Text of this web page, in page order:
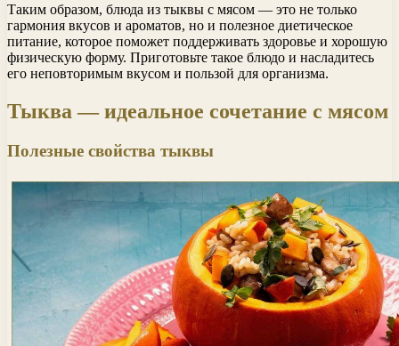
Таким образом, блюда из тыквы с мясом — это не только
гармония вкусов и ароматов, но и полезное диетическое
питание, которое поможет поддерживать здоровье и хорошую
физическую форму. Приготовьте такое блюдо и насладитесь
его неповторимым вкусом и пользой для организма.
Тыква — идеальное сочетание с мясом
Полезные свойства тыквы